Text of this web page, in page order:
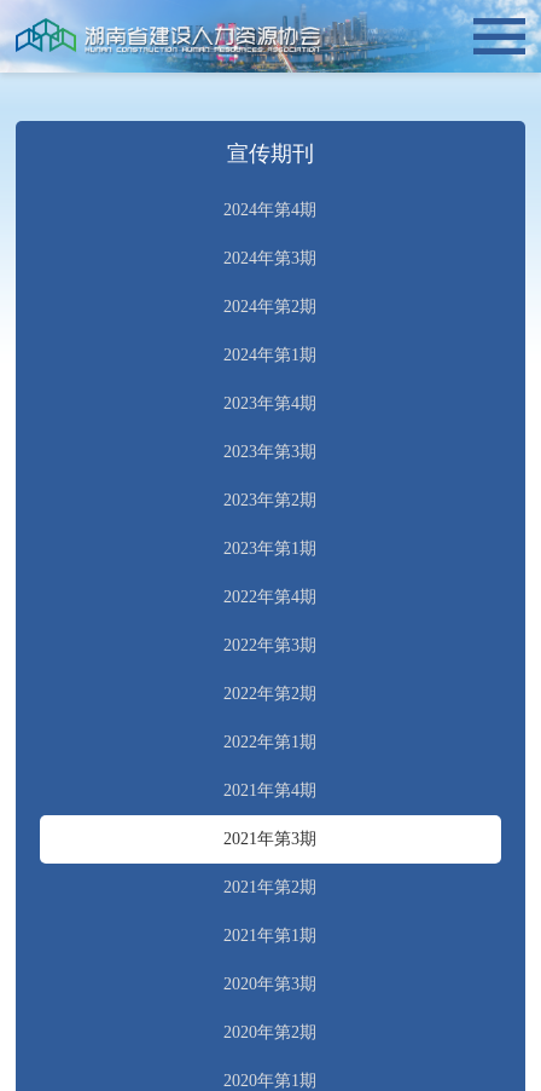
宣传期刊
2024年第4期
2024年第3期
2024年第2期
2024年第1期
2023年第4期
2023年第3期
2023年第2期
2023年第1期
2022年第4期
2022年第3期
2022年第2期
2022年第1期
2021年第4期
2021年第3期
2021年第2期
2021年第1期
2020年第3期
2020年第2期
2020年第1期